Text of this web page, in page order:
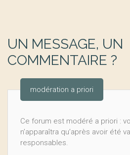
UN MESSAGE, UN
COMMENTAIRE ?
modération a priori
Ce forum est modéré a priori :
n’apparaîtra qu’après avoir été
responsables.